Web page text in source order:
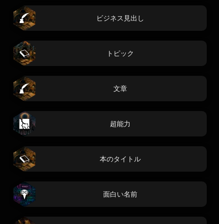
ビジネス見出し
トピック
文章
超能力
本のタイトル
面白い名前